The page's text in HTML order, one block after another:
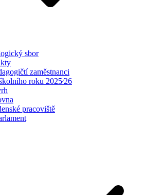
sbor
zaměstnanci
roku 2025⁄26
pracoviště